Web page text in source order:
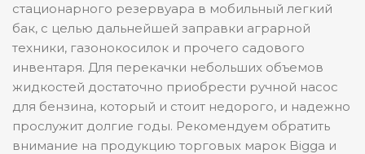
стационарного резервуара в мобильный легкий
бак, с целью дальнейшей заправки аграрной
техники, газонокосилок и прочего садового
инвентаря. Для перекачки небольших объемов
жидкостей достаточно приобрести ручной насос
для бензина, который и стоит недорого, и надежно
прослужит долгие годы. Рекомендуем обратить
внимание на продукцию торговых марок Bigga и